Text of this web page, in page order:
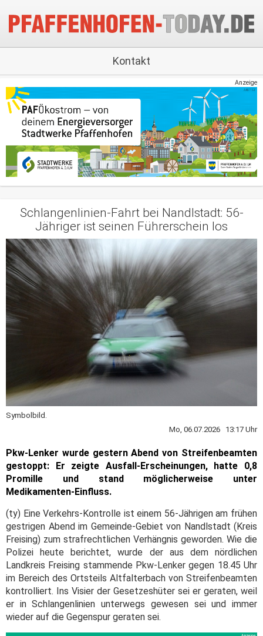
Kontakt
Anzeige
Schlangenlinien-Fahrt bei Nandlstadt: 56-
Jähriger ist seinen Führerschein los
Symbolbild.
Mo, 06.07.2026 13:17 Uhr
Pkw-Lenker wurde gestern Abend von Streifenbeamten
gestoppt: Er zeigte Ausfall-Erscheinungen, hatte 0,8
Promille und stand möglicherweise unter
Medikamenten-Einfluss.
(ty) Eine Verkehrs-Kontrolle ist einem 56-Jährigen am frühen
gestrigen Abend im Gemeinde-Gebiet von Nandlstadt (Kreis
Freising) zum strafrechtlichen Verhängnis geworden. Wie die
Polizei heute berichtet, wurde der aus dem nördlichen
Landkreis Freising stammende Pkw-Lenker gegen 18.45 Uhr
im Bereich des Ortsteils Altfalterbach von Streifenbeamten
kontrolliert. Ins Visier der Gesetzeshüter sei er geraten, weil
er in Schlangenlinien unterwegs gewesen sei und immer
wieder auf die Gegenspur geraten sei.